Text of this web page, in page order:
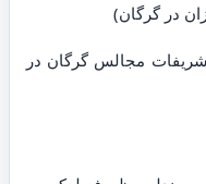
در گرگان)
مجالس گرگان در